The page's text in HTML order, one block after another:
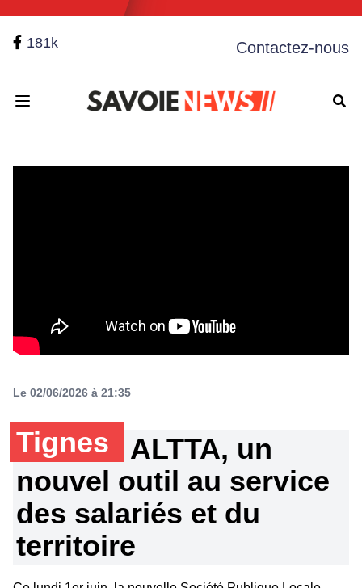
181k Contactez-nous
Open main menu
Le 02/06/2026 à 21:35
Tignes
ALTTA, un
nouvel outil au service
des salariés et du
territoire